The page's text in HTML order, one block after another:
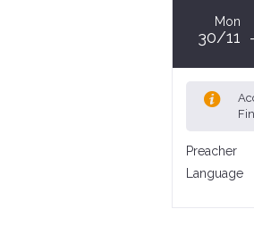
Mon
30/11
Preacher
Language